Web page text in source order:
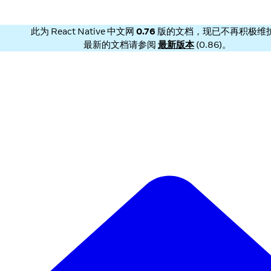
此为 React Native 中文网 0.76 版的文档，现已不再积极维
最新的文档请参阅 最新版本(0.86)。